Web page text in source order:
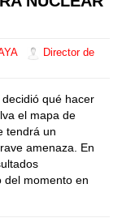
Director de
qué hacer
el mapa de
tendrá un
amenaza. En
del momento en